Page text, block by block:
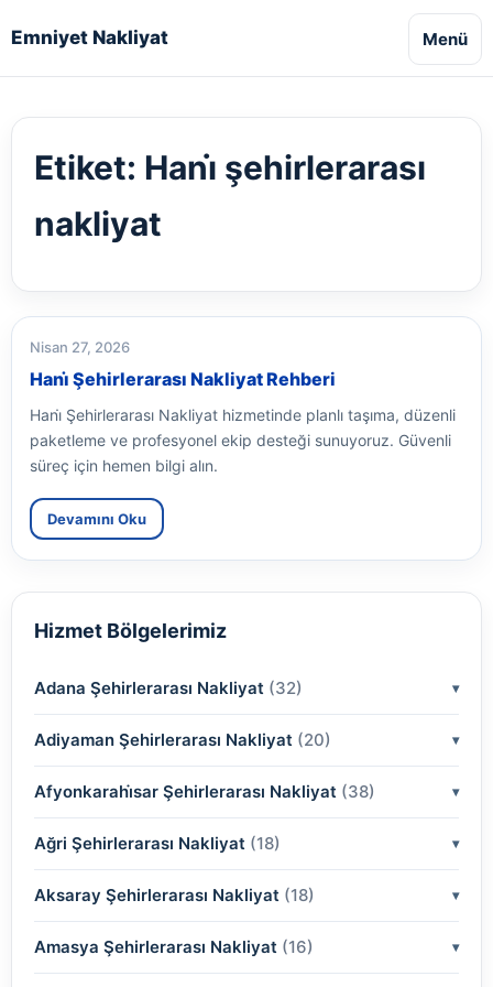
Emniyet Nakliyat Menü
Etiket: Hani̇ şehirlerarası
nakliyat
Nisan 27, 2026
Hani̇ Şehirlerarası Nakliyat Rehberi
Hani̇ Şehirlerarası Nakliyat hizmetinde planlı taşıma, düzenli
paketleme ve profesyonel ekip desteği sunuyoruz. Güvenli
süreç için hemen bilgi alın.
Devamını Oku
Hizmet Bölgelerimiz
Adana Şehirlerarası Nakliyat (32)
(2)
(2)
(2)
(2)
(2)
Adiyaman Şehirlerarası Nakliyat (20)
(2)
(2)
(2)
(2)
Afyonkarahi̇sar Şehirlerarası Nakliyat (38)
(2)
(2)
(2)
Ağri Şehirlerarası Nakliyat (18)
(2)
(2)
Aksaray Şehirlerarası Nakliyat (18)
(2)
Amasya Şehirlerarası Nakliyat (16)